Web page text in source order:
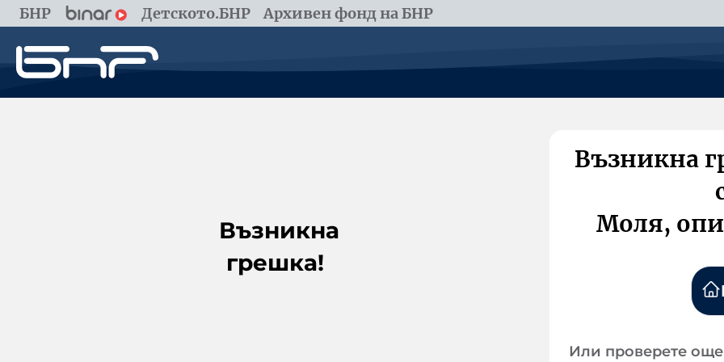
БНР Детското.БНР Архивен фонд на БНР
Възникна
грешка!
Възникна
Моля,
Или проверете